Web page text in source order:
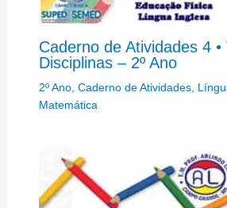
Caderno de Atividades 4 •
Disciplinas – 2º Ano
2º Ano, Caderno de Atividades,
Matemática